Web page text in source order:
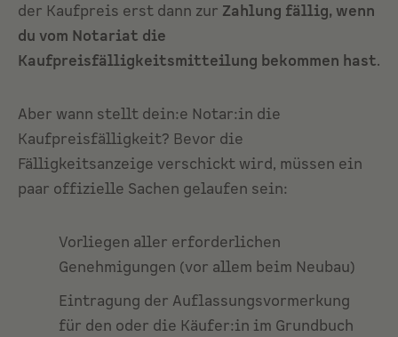
der Kaufpreis erst dann zur Zahlung fällig, wenn
du vom Notariat die
Kaufpreisfälligkeitsmitteilung bekommen hast.
Aber wann stellt dein:e Notar:in die
Kaufpreisfälligkeit? Bevor die
Fälligkeitsanzeige verschickt wird, müssen ein
paar offizielle Sachen gelaufen sein:
Vorliegen aller erforderlichen
Genehmigungen (vor allem beim Neubau)
Eintragung der Auflassungsvormerkung
für den oder die Käufer:in im Grundbuch